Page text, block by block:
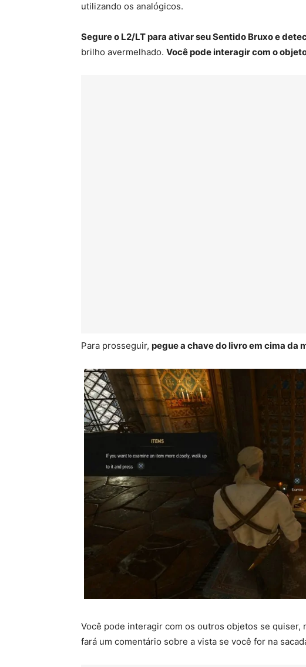
utilizando os analógicos.
Segure o L2/LT para ativar seu Sentido Bruxo e
brilho avermelhado. Você pode interagir com o
Para prosseguir, pegue a chave do livro em cima da
Você pode interagir com os outros objetos se quiser,
fará um comentário sobre a vista se você for na